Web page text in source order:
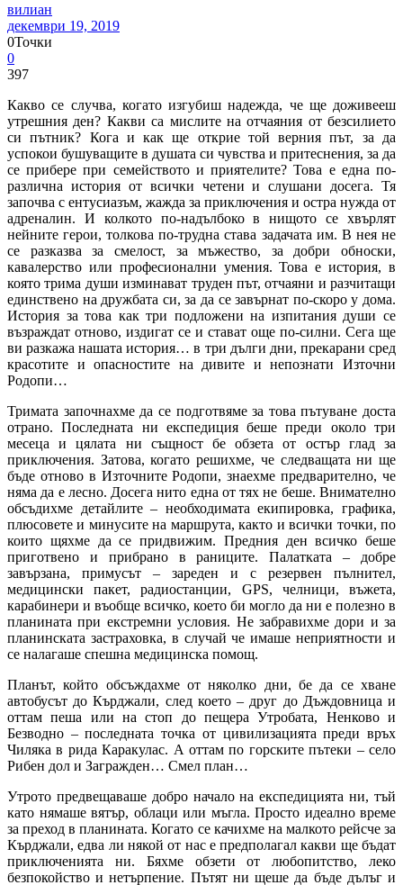
вилиан
декември 19, 2019
0Точки
0
397
Какво се случва, когато изгубиш надежда, че ще доживееш
утрешния ден? Какви са мислите на отчаяния от безсилието
си пътник? Кога и как ще открие той верния път, за да
успокои бушуващите в душата си чувства и притеснения, за да
се прибере при семейството и приятелите? Това е една по-
различна история от всички четени и слушани досега. Тя
започва с ентусиазъм, жажда за приключения и остра нужда от
адреналин. И колкото по-надълбоко в нищото се хвърлят
нейните герои, толкова по-трудна става задачата им. В нея не
се разказва за смелост, за мъжество, за добри обноски,
кавалерство или професионални умения. Това е история, в
която трима души изминават труден път, отчаяни и разчитащи
единствено на дружбата си, за да се завърнат по-скоро у дома.
История за това как три подложени на изпитания души се
възраждат отново, издигат се и стават още по-силни. Сега ще
ви разкажа нашата история… в три дълги дни, прекарани сред
красотите и опасностите на дивите и непознати Източни
Родопи…
Тримата започнахме да се подготвяме за това пътуване доста
отрано. Последната ни експедиция беше преди около три
месеца и цялата ни същност бе обзета от остър глад за
приключения. Затова, когато решихме, че следващата ни ще
бъде отново в Източните Родопи, знаехме предварително, че
няма да е лесно. Досега нито една от тях не беше. Внимателно
обсъдихме детайлите – необходимата екипировка, графика,
плюсовете и минусите на маршрута, както и всички точки, по
които щяхме да се придвижим. Предния ден всичко беше
приготвено и прибрано в раниците. Палатката – добре
завързана, примусът – зареден и с резервен пълнител,
медицински пакет, радиостанции, GPS, челници, въжета,
карабинери и въобще всичко, което би могло да ни е полезно в
планината при екстремни условия. Не забравихме дори и за
планинската застраховка, в случай че имаше неприятности и
се налагаше спешна медицинска помощ.
Планът, който обсъждахме от няколко дни, бе да се хване
автобусът до Кърджали, след което – друг до Дъждовница и
оттам пеша или на стоп до пещера Утробата, Ненково и
Безводно – последната точка от цивилизацията преди връх
Чиляка в рида Каракулас. А оттам по горските пътеки – село
Рибен дол и Загражден… Смел план…
Утрото предвещаваше добро начало на експедицията ни, тъй
като нямаше вятър, облаци или мъгла. Просто идеално време
за преход в планината. Когато се качихме на малкото рейсче за
Кърджали, едва ли някой от нас е предполагал какви ще бъдат
приключенията ни. Бяхме обзети от любопитство, леко
безпокойство и нетърпение. Пътят ни щеше да бъде дълъг и